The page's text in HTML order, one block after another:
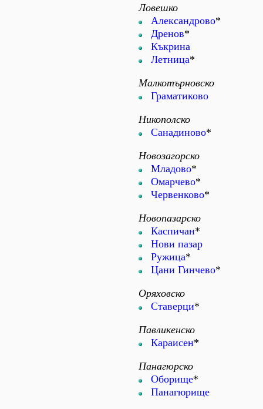
Ловешко
Александрово*
Дренов*
Къкрина
Летница*
Малкотърновско
Граматиково
Никополско
Санадиново*
Новозагорско
Младово*
Омарчево*
Червенково*
Новопазарско
Каспичан*
Нови пазар
Ружица*
Цани Гинчево*
Оряховско
Ставерци*
Павликенско
Караисен*
Панагюрско
Оборище*
Панагюрище